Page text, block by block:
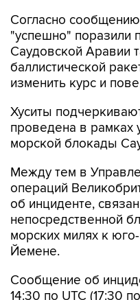
Согласно
"успешно" поразили
Саудовской Аравии
баллистической
изменить курс и
Хуситы
проведена в рамках
морской блокады
Между тем в
операций
об инциденте,
непосредственной
морских милях к
Йемене.
Сообщение об
14:30 по UTC (17:30